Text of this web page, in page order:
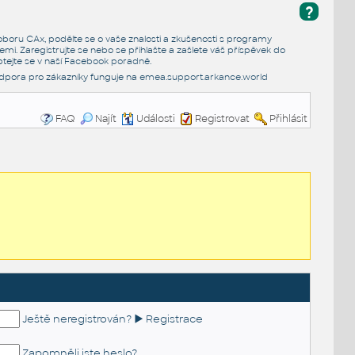
?
CAx, podělte se o vaše znalosti a zkušenosti s programy
Zaregistrujte se nebo se přihlašte a zašlete váš příspěvek do
se v naší Facebook poradně.
pro zákazníky funguje na emea.support.arkance.world
FAQ Najít Události Registrovat Přihlásit
Ještě neregistrován? ► Registrace